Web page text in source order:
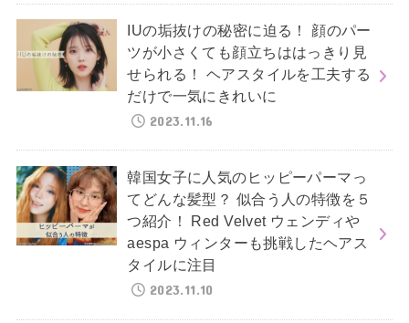
IUの垢抜けの秘密に迫る！ 顔のパー
ツが小さくても顔立ちははっきり見
せられる！ ヘアスタイルを工夫する
だけで一気にきれいに
2023.11.16
韓国女子に人気のヒッピーパーマっ
てどんな髪型？ 似合う人の特徴を５
つ紹介！ Red Velvet ウェンディや
aespa ウィンターも挑戦したヘアス
タイルに注目
2023.11.10